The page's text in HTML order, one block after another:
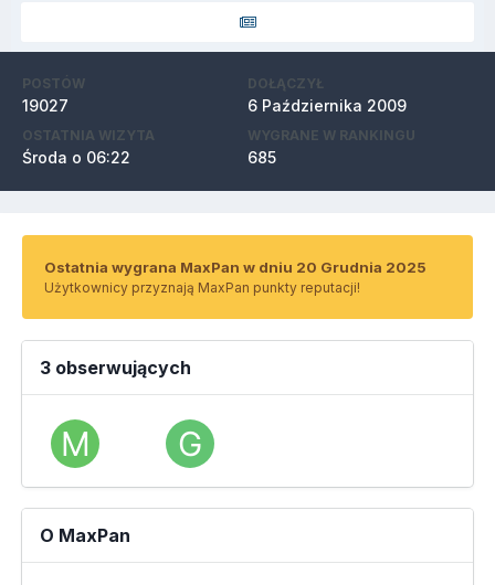
POSTÓW
19027
DOŁĄCZYŁ
6 Października 2009
OSTATNIA WIZYTA
Środa o 06:22
WYGRANE W RANKINGU
685
Ostatnia wygrana MaxPan w dniu 20 Grudnia 2025
Użytkownicy przyznają MaxPan punkty reputacji!
3 obserwujących
O MaxPan